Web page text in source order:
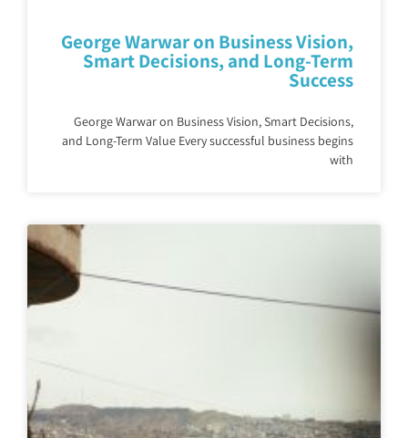
George Warwar on Business Vision,
Smart Decisions, and Long-Term
Success
George Warwar on Business Vision, Smart Decisions,
and Long-Term Value Every successful business begins
with